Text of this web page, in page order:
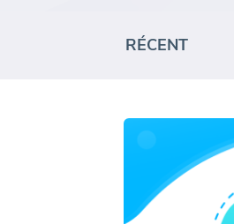
RÉCENT